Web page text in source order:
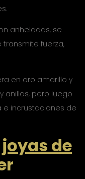
anheladas, se
fuerza,
en oro amarillo y
anillos, pero luego
incrustaciones de
joyas de